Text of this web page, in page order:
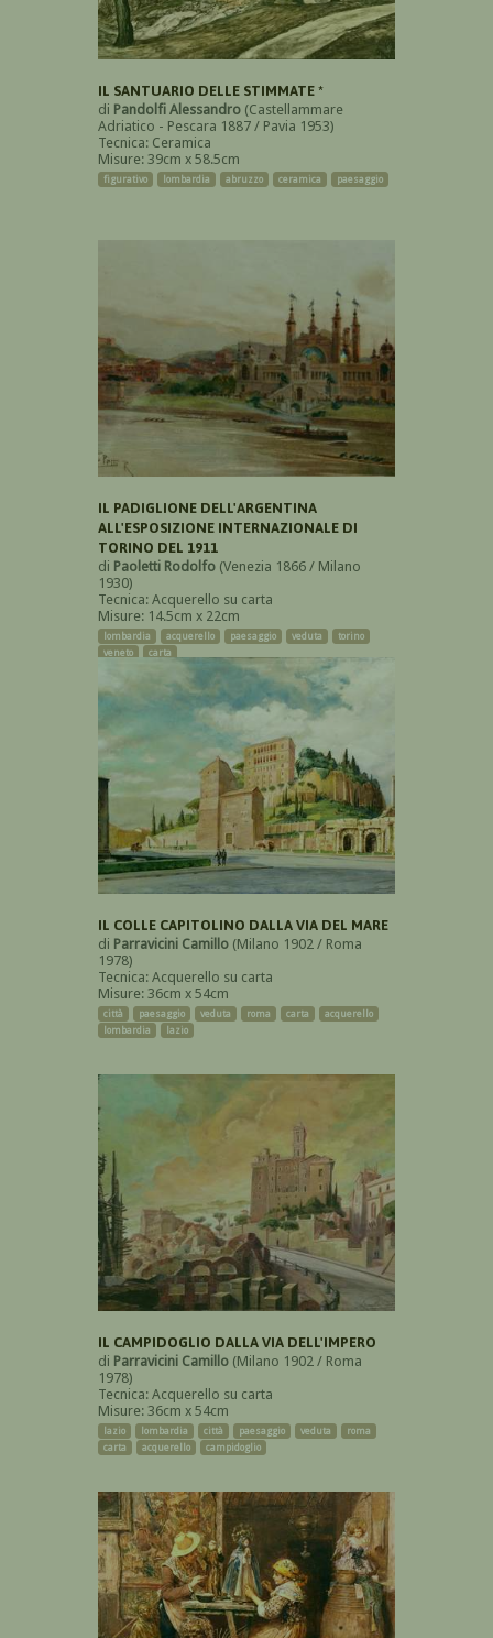
IL SANTUARIO DELLE STIMMATE *
di Pandolfi Alessandro (Castellammare
Adriatico - Pescara 1887 / Pavia 1953)
Tecnica: Ceramica
Misure: 39cm x 58.5cm
figurativo lombardia abruzzo ceramica paesaggio
IL PADIGLIONE DELL'ARGENTINA
ALL'ESPOSIZIONE INTERNAZIONALE DI
TORINO DEL 1911
di Paoletti Rodolfo (Venezia 1866 / Milano
1930)
Tecnica: Acquerello su carta
Misure: 14.5cm x 22cm
lombardia acquerello paesaggio veduta
torino
veneto
carta
IL COLLE CAPITOLINO DALLA VIA DEL MARE
di Parravicini Camillo (Milano 1902 / Roma
1978)
Tecnica: Acquerello su carta
Misure: 36cm x 54cm
città paesaggio veduta roma carta
acquerello
lombardia
lazio
IL CAMPIDOGLIO DALLA VIA DELL'IMPERO
di Parravicini Camillo (Milano 1902 / Roma
1978)
Tecnica: Acquerello su carta
Misure: 36cm x 54cm
lazio lombardia città paesaggio veduta
roma
carta
acquerello campidoglio